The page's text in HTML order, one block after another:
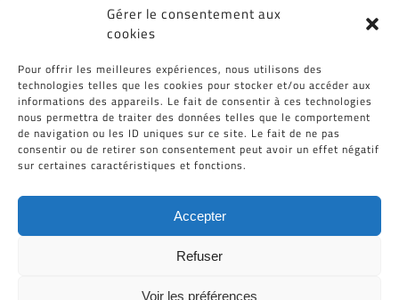
Gérer le consentement aux
cookies
Pour offrir les meilleures expériences, nous utilisons des
technologies telles que les cookies pour stocker et/ou accéder aux
informations des appareils. Le fait de consentir à ces technologies
nous permettra de traiter des données telles que le comportement
de navigation ou les ID uniques sur ce site. Le fait de ne pas
consentir ou de retirer son consentement peut avoir un effet négatif
sur certaines caractéristiques et fonctions.
Accepter
Refuser
Voir les préférences
Partagez cet article, Choisissez votre
Plateforme!
Facebook
TwitterRedditLinkedInWhatsApp
TumblrPinterest
Vk Email